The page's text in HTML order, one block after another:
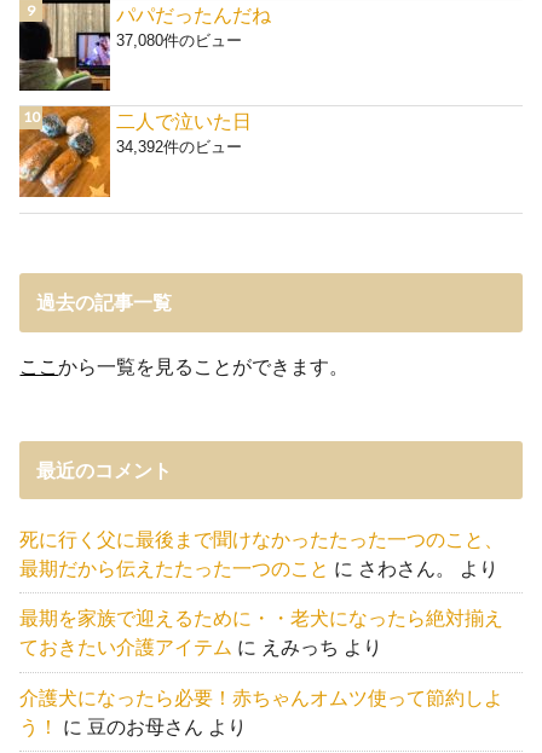
パパだったんだね
37,080件のビュー
二人で泣いた日
34,392件のビュー
過去の記事一覧
ここから一覧を見ることができます。
最近のコメント
死に行く父に最後まで聞けなかったたった一つのこと、
最期だから伝えたたった一つのこと に さわさん。 より
最期を家族で迎えるために・・老犬になったら絶対揃え
ておきたい介護アイテム に えみっち より
介護犬になったら必要！赤ちゃんオムツ使って節約しよ
う！
に 豆のお母さん より